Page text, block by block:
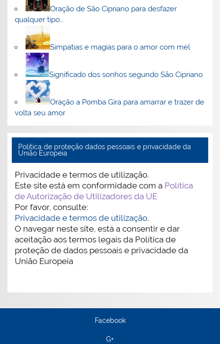
Oração de São Cipriano para desfazer
qualquer tipo…
Simpatias e magias para o amor com mel
Significado dos sonhos segundo São Cipriano
Oração a Pomba Gira para amarrar e trazer de
volta seu amor
Politica de proteção dados pessoais e privacidade da
União Europeia
Privacidade e termos de utilização.
Este site está em conformidade com a Política
de Autorização de Utilizadores da UE
Por favor, consulte:
Privacidade e termos de utilização.
O navegar neste site, está a consentir e dar
aceitação aos termos legais da Política de
proteção de dados pessoais e privacidade da
União Europeia
Facebook
G+